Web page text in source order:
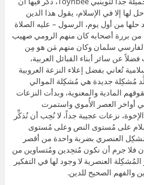
لها إلا في الإسلام، يقول هذا الدين
من أول يوم، الرسول – عليه الصلاة
بررة أصحابه كان منهم الرومي صهيب
سلمان وكان منهم مَن هو مِن
عن سائر أبناء القبائل العربية،
تُعاني بفضل إعلاء النزعة العروبية
مُشكِلة جديدة هي مُشكِلة الموالي
المادية والمعنوية، وبدأت النزعات
أواخر العصر الأُموي واستمرت
نزعات عجيبة جداً، لا نُحِب أن نُذكِّر
على مُستوى النص وعلى مُستوى
العنصري بضربة واحدة من أقصر
فلا جرم أن نكون مُتحِدين ومُتساوين من
العنصرية لا وجود لها في التفكير
والفهم الصحيح للدين.